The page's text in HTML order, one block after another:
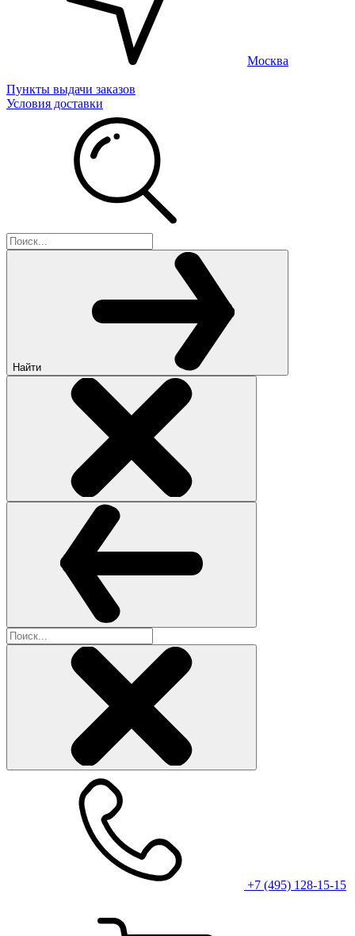
Москва
Пункты выдачи заказов
Условия доставки
Найти
+7 (495) 128-15-15